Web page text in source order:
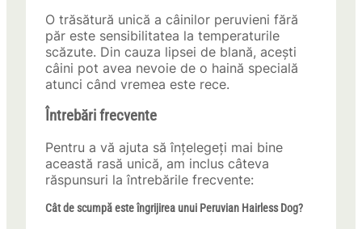
O trăsătură unică a câinilor peruvieni fără
păr este sensibilitatea la temperaturile
scăzute. Din cauza lipsei de blană, acești
câini pot avea nevoie de o haină specială
atunci când vremea este rece.
Întrebări frecvente
Pentru a vă ajuta să înțelegeți mai bine
această rasă unică, am inclus câteva
răspunsuri la întrebările frecvente:
Cât de scumpă este îngrijirea unui Peruvian Hairless Dog?